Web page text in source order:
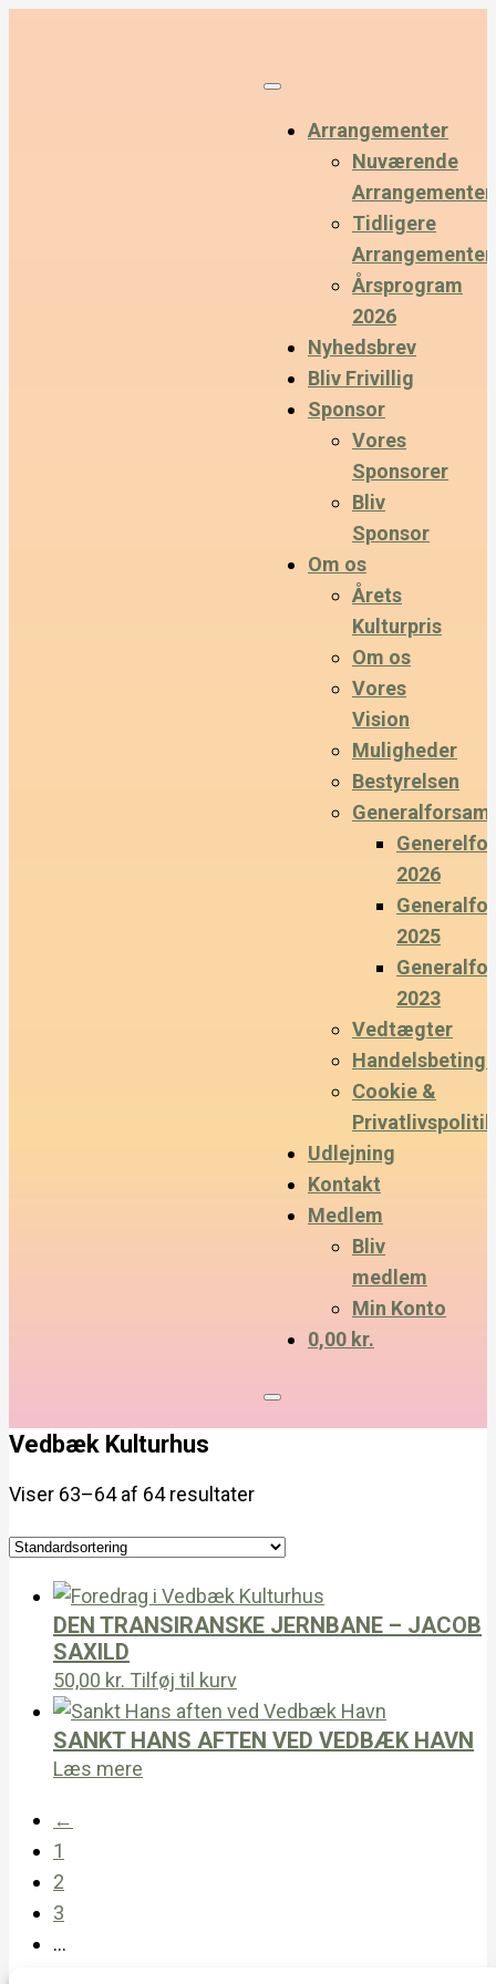
Arrangementer
Nuværende
Arrangementer
Tidligere
Arrangementer
Årsprogram
2026
Nyhedsbrev
Bliv Frivillig
Sponsor
Vores
Sponsorer
Bliv
Sponsor
Om os
Årets
Kulturpris
Om os
Vores
Vision
Muligheder
Bestyrelsen
2026
2025
2023
Vedtægter
Cookie &
Privatlivspolitik
Udlejning
Kontakt
Medlem
Bliv
medlem
Min Konto
0,00 kr.
Vedbæk Kulturhus
Viser 63–64 af 64 resultater
DEN TRANSIRANSKE JERNBANE – JACOB
SAXILD
50,00 kr. Tilføj til kurv
SANKT HANS AFTEN VED VEDBÆK HAVN
Læs mere
←
1
2
3
…